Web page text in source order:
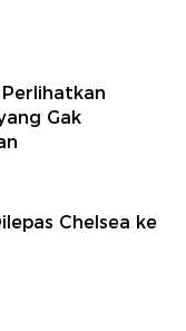
Gak
Chelsea ke